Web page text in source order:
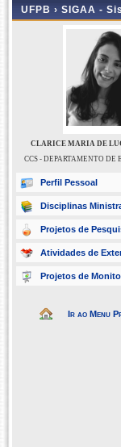
UFPB › SIGAA -
CLARICE MARIA DE
CCS - DEPARTAMENTO DE
Perfil Pessoal
Disciplinas
Projetos de
Atividades de
Projetos de
Ir ao Menu